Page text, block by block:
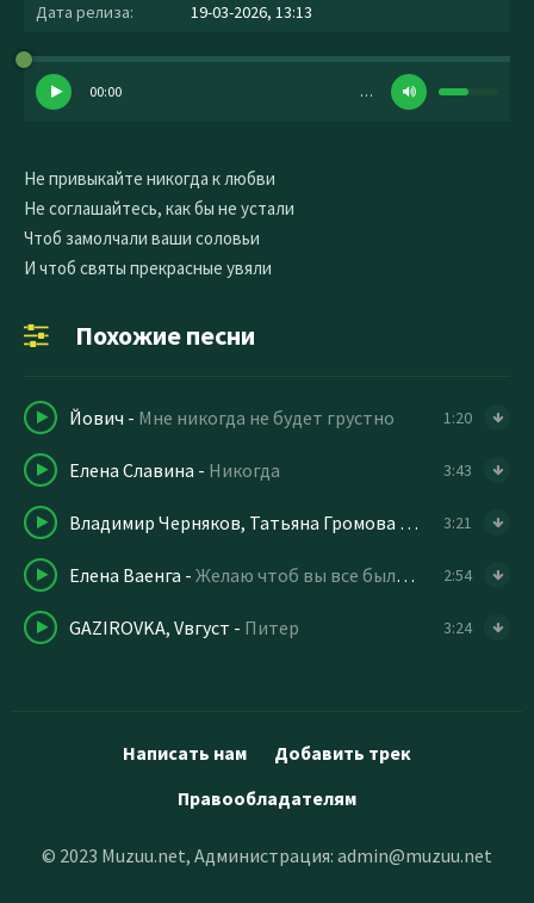
Дата релиза:
19-03-2026, 13:13
00:00 …
Не привыкайте никогда к любви
Не соглашайтесь, как бы не устали
Чтоб замолчали ваши соловьи
И чтоб святы прекрасные увяли
Похожие песни
Йович - Мне никогда не будет грустно 1:20
Елена Славина - Никогда 3:43
Владимир Черняков, Татьяна Громова Черемуха
3:21
Елена Ваенга - Желаю чтоб вы все были здоровы 2:54
GAZIROVKA, Vвгуст - Питер 3:24
Написать нам
Добавить трек
Правообладателям
© 2023 Muzuu.net, Администрация: admin@muzuu.net